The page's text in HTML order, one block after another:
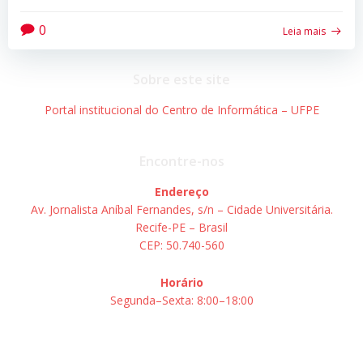
0 Leia mais
Portal institucional do Centro de Informática – UFPE
Endereço
Av. Jornalista Aníbal Fernandes, s/n – Cidade Universitária.
Recife-PE – Brasil
CEP: 50.740-560
Horário
Segunda–Sexta: 8:00–18:00